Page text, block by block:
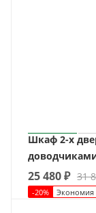
Шкаф 2-х
25 480₽ 31
-20% Экономия